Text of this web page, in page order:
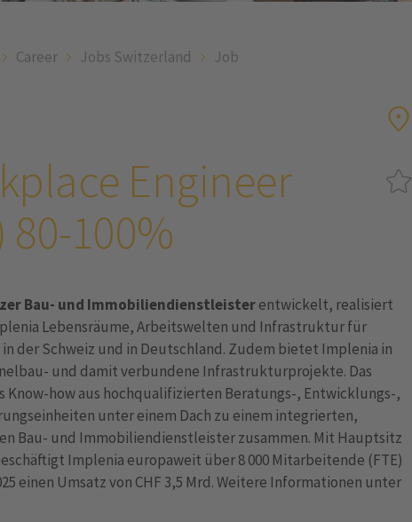
Career Jobs Switzerland Job
Engineer
100%
Bau- und Immobiliendienstleisterentwickelt, realisiert
Lebensräume, Arbeitswelten und Infrastruktur für
der Schweiz und in Deutschland. Zudem bietet Implenia in
und damit verbundene Infrastrukturprojekte. Das
Know-how aus hochqualifizierten Beratungs-, Entwicklungs-,
unter einem Dach zu einem integrierten,
Bau- und Immobiliendienstleister zusammen. Mit Hauptsitz
Implenia europaweit über 8 000 Mitarbeitende (FTE)
einen Umsatz von CHF 3,5 Mrd. Weitere Informationen unter